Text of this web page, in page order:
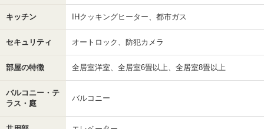
キッチン IHクッキングヒーター、都市ガス
セキュリティ オートロック、防犯カメラ
部屋の特徴 全居室洋室、全居室6畳以上、全居室8畳以上
バルコニー・テ
ラス・庭
バルコニー